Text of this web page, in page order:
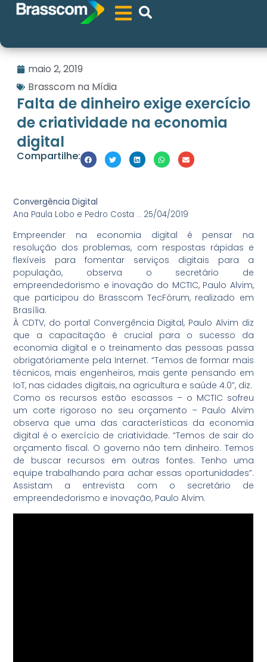
maio 2, 2019
Brasscom na Mídia
Falta de dinheiro exige exercício
de criatividade na economia
digital
Compartilhe:
Convergência Digital
Ana Paula Lobo e Pedro Costa … 25/04/2019
Empreender na economia digital é pensar na
resolução dos problemas, com respostas rápidas e
flexíveis para fomentar serviços digitais para a
população, observa o secretário de
empreendedorismo e inovação do MCTIC, Paulo Alvim,
que participou do Brasscom TecFórum, realizado em
Brasília.
À CDTV, do portal Convergência Digital, Paulo Alvim diz
que a capacitação é crucial para o sucesso da
economia digital e o treinamento das pessoas passa
obrigatóriamente pela Internet. “Temos de formar mais
técnicos, mais engenheiros, mais gente pensando em
IoT, nas cidades digitais, na agricultura e saúde 4.0”, diz.
Como os recursos estão escassos – o MCTIC sofreu
um corte rigoroso no seu orçamento – Paulo Alvim
observa que uma das características da economia
digital é o exercício de criatividade. “Temos de sair do
orçamento fiscal. O governo não tem dinheiro. Temos
de buscar recursos em outras fontes. Tenho uma
equipe trabalhando para achar essas oportunidades”.
Assistam a entrevista com o secretário de
empreendedorismo e inovação, Paulo Alvim.